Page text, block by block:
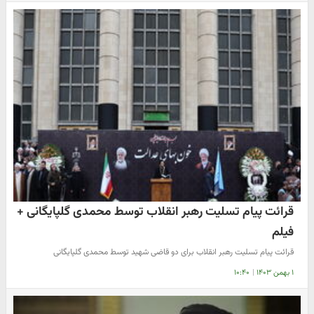
قرائت پیام تسلیت رهبر انقلاب توسط محمدی گلپایگانی +
فیلم
قرائت پیام تسلیت رهبر انقلاب برای دو قاضی شهید توسط محمدی گلپایگانی
۱ بهمن ۱۴۰۳ | ۱۰:۴۰